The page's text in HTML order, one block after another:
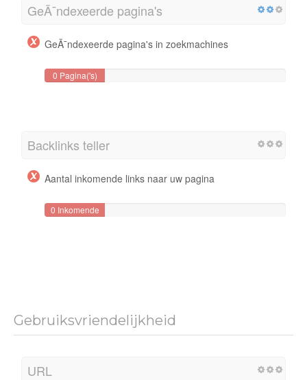
GeÃ¯ndexeerde pagina's
GeÃ¯ndexeerde pagina's in zoekmachines
0 Pagina('s)
Backlinks teller
Aantal inkomende links naar uw pagina
0 Inkomende
Gebruiksvriendelijkheid
URL